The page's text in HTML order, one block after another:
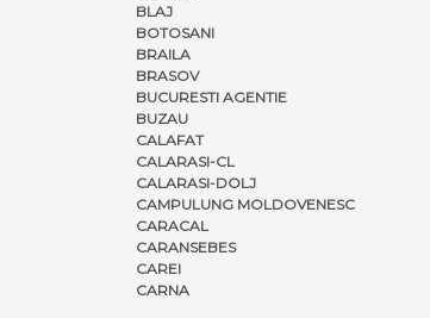
BLAJ
BOTOSANI
BRAILA
BRASOV
BUCURESTI AGENTIE
BUZAU
CALAFAT
CALARASI-CL
CALARASI-DOLJ
CAMPULUNG MOLDOVENESC
CARACAL
CARANSEBES
CAREI
CARNA